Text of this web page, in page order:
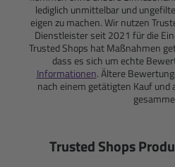
lediglich unmittelbar und
eigen zu machen. Wir nutzen
Dienstleister seit 2021 für die
Trusted Shops hat Maßnahmen
dass es sich um echte
Informationen. Ältere
nach einem getätigten Kauf und
Trusted Shops